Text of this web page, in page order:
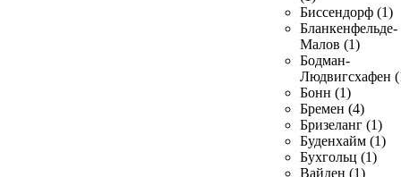
Биссендорф (1)
Бланкенфельде-
Малов (1)
Бодман-
Людвигсхафен
Бонн (1)
Бремен (4)
Бризеланг (1)
Буденхайм (1)
Бухгольц (1)
Вайден (1)